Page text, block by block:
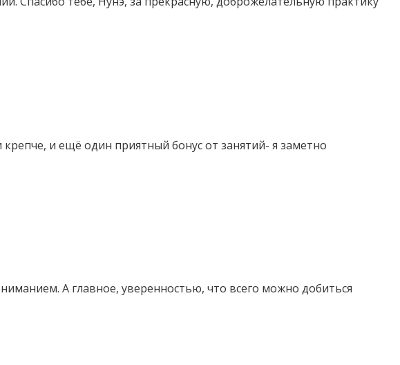
и ещё один приятный бонус от занятий- я заметно
А главное, уверенностью, что всего можно добиться